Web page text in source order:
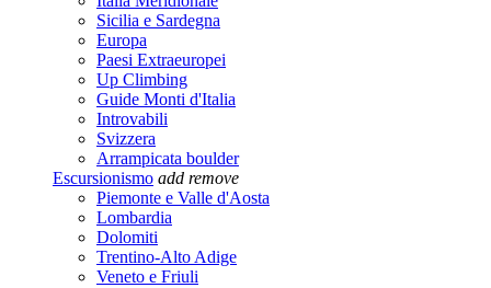
Sicilia e Sardegna
Europa
Paesi Extraeuropei
Up Climbing
Guide Monti d'Italia
Introvabili
Svizzera
Arrampicata boulder
Escursionismo add remove
Piemonte e Valle d'Aosta
Lombardia
Dolomiti
Trentino-Alto Adige
Veneto e Friuli